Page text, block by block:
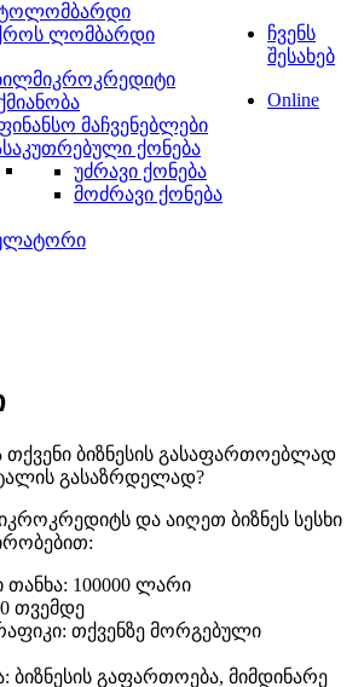
ლომბარდი
ჩვენს
შესახებ
მაჩვენებლები
ქონება
უძრავი ქონება
მოძრავი ქონება
Online
ბიზნესის გასაფართოებლად
გასაზრდელად?
და აიღეთ ბიზნეს სესხი
თანხა: 100000 ლარი
თვემდე
თქვენზე მორგებული
ბიზნესის გაფართოება, მიმდინარე